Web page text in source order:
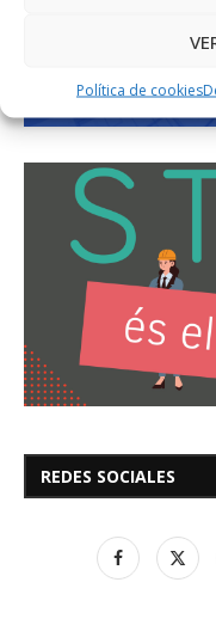
Política de cookies
REDES SOCIALES